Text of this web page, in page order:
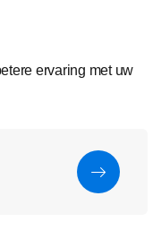
ervaring met uw